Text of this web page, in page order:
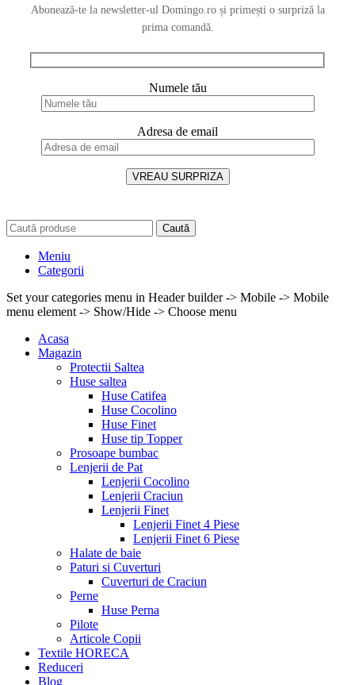
Abonează-te la newsletter-ul Domingo.ro și primești o surpriză la
prima comandă.
Numele tău
Adresa de email
Caută
Meniu
Categorii
Set your categories menu in Header builder -> Mobile -> Mobile
menu element -> Show/Hide -> Choose menu
Acasa
Magazin
Protectii Saltea
Huse saltea
Huse Catifea
Huse Cocolino
Huse Finet
Huse tip Topper
Prosoape bumbac
Lenjerii de Pat
Lenjerii Cocolino
Lenjerii Craciun
Lenjerii Finet
Lenjerii Finet 4 Piese
Lenjerii Finet 6 Piese
Halate de baie
Paturi si Cuverturi
Cuverturi de Craciun
Perne
Huse Perna
Pilote
Articole Copii
Textile HORECA
Reduceri
Blog